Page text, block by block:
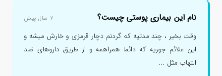
نام این بیماری پوستی چیست؟ ۷ سال پیش
وقت بخیر ، چند مدتیه که گردنم دچار قرمزی و خارش میشه و
این علائم جوریه که دائما همراهمه و از طریق داروهای ضد
التهاب مثل ...